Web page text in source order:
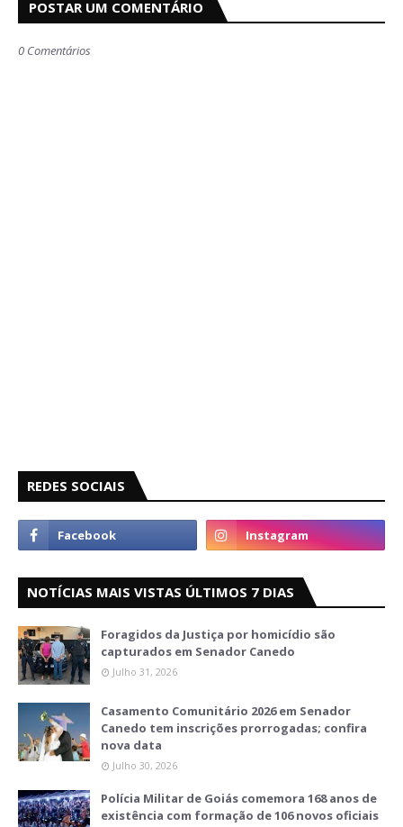
POSTAR UM COMENTÁRIO
0 Comentários
REDES SOCIAIS
NOTÍCIAS MAIS VISTAS ÚLTIMOS 7 DIAS
Foragidos da Justiça por homicídio são
capturados em Senador Canedo
Julho 31, 2026
Casamento Comunitário 2026 em Senador
Canedo tem inscrições prorrogadas; confira
nova data
Julho 30, 2026
Polícia Militar de Goiás comemora 168 anos de
existência com formação de 106 novos oficiais